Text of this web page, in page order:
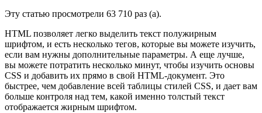
Эту статью просмотрели 63 710 раз (а).
HTML позволяет легко выделить текст полужирным
шрифтом, и есть несколько тегов, которые вы можете изучить,
если вам нужны дополнительные параметры. А еще лучше,
вы можете потратить несколько минут, чтобы изучить основы
CSS и добавить их прямо в свой HTML-документ. Это
быстрее, чем добавление всей таблицы стилей CSS, и дает вам
больше контроля над тем, какой именно толстый текст
отображается жирным шрифтом.